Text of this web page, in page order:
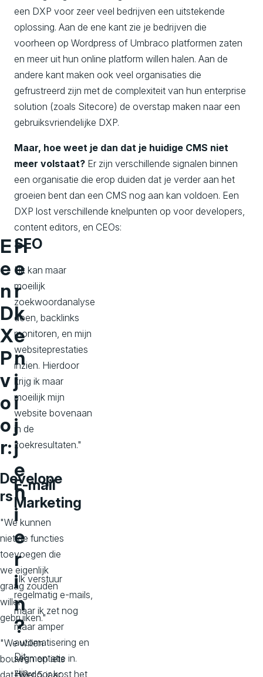
een DXP voor zeer veel bedrijven een uitstekende
oplossing. Aan de ene kant zie je bedrijven die
voorheen op Wordpress of Umbraco platformen zaten
en meer uit hun online platform willen halen. Aan de
andere kant maken ook veel organisaties die
gefrustreerd zijn met de complexiteit van hun enterprise
solution (zoals Sitecore) de overstap maken naar een
gebruiksvriendelijke DXP.
Maar, hoe weet je dan dat je huidige CMS niet
meer volstaat? Er zijn verschillende signalen binnen
een organisatie die erop duiden dat je verder aan het
groeien bent dan een CMS nog aan kan voldoen. Een
DXP lost verschillende knelpunten op voor developers,
content editors, en CEOs:
E
e
n
D
X
P
v
o
o
r:
Develope
rs
"We kunnen
niet de functies
toevoegen die
we eigenlijk
graag zouden
willen
gebruiken."
"We willen
bouwen op iets
H
e
r
k
e
n
j
i
j
j
e
h
i
e
r
i
n
?
Dit
zijn
SEO
"Ik kan maar
moeilijk
zoekwoordanalyse
doen, backlinks
monitoren, en mijn
websiteprestaties
inzien. Hierdoor
krijg ik maar
moeilijk mijn
website bovenaan
in de
zoekresultaten."
E-mail
Marketing
"Ik verstuur
regelmatig e-mails,
maar ik zet nog
maar amper
automatisering en
segmentatie in.
Hierdoor kost het